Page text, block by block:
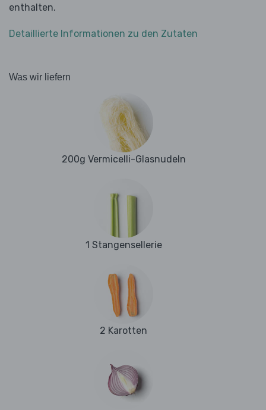
enthalten.
Detaillierte Informationen zu den Zutaten
Was wir liefern
200g Vermicelli-Glasnudeln
1 Stangensellerie
2 Karotten